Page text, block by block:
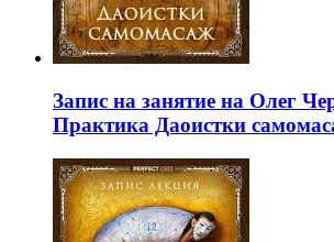
Запис на занятие на Олег
Практика Даоистки